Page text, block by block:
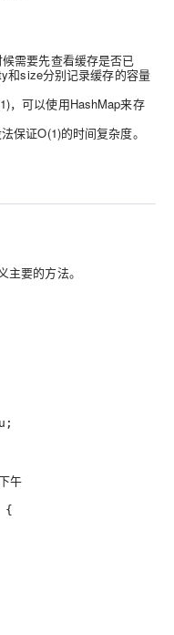
需要先查看缓存是否已
和size分别记录缓存的容量
，可以使用HashMap来存
保证O(1)的时间复杂度。
要的方法。
午
{